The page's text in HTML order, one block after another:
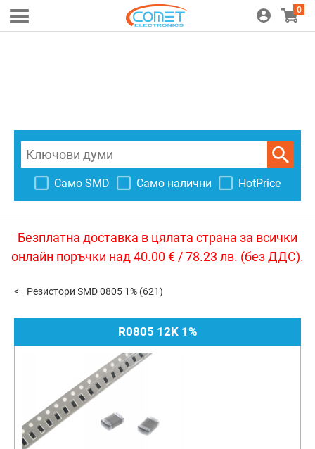
0
Само SMD Само налични HotPrice
Безплатна доставка в цялата страна за всички
онлайн поръчки над 40.00 € / 78.23 лв. (без ДДС).
Резистори SMD 0805 1% (621)
R0805 12K 1%